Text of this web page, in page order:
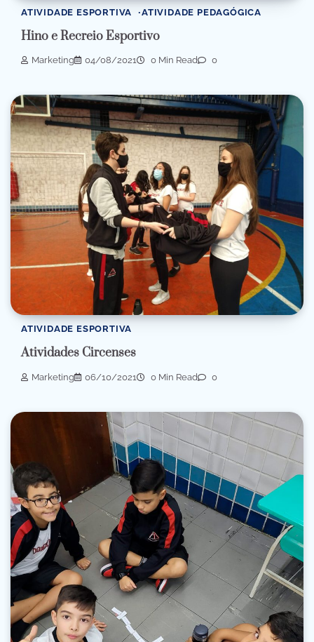
ATIVIDADE ESPORTIVA ATIVIDADE PEDAGÓGICA
Hino e Recreio Esportivo
Marketing 04/08/2021 0 Min Read 0
ATIVIDADE ESPORTIVA
Atividades Circenses
Marketing 06/10/2021 0 Min Read 0